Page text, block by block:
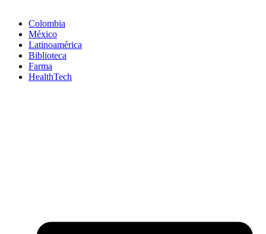
Colombia
México
Latinoamérica
Biblioteca
Farma
HealthTech